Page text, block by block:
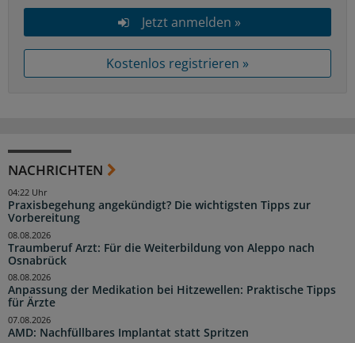
Jetzt anmelden »
Kostenlos registrieren »
NACHRICHTEN
Praxisbegehung angekündigt? Die wichtigsten Tipps zur
Vorbereitung
04:22 Uhr
Traumberuf Arzt: Für die Weiterbildung von Aleppo nach
Osnabrück
08.08.2026
Anpassung der Medikation bei Hitzewellen: Praktische Tipps
für Ärzte
08.08.2026
AMD: Nachfüllbares Implantat statt Spritzen
07.08.2026